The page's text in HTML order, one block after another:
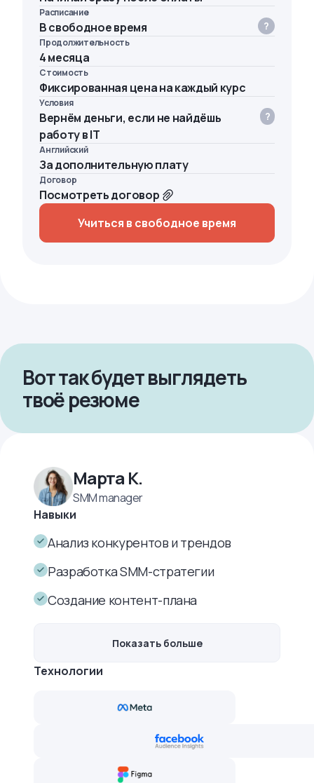
Расписание
В свободное время
Продолжительность
4 месяца
Стоимость
Фиксированная цена на каждый курс
Условия
Вернём деньги, если не найдёшь
работу в IT
Английский
За дополнительную плату
Договор
Посмотреть договор
Учиться в свободное время
Вот так будет выглядеть
твоё резюме
Марта К.
SMM manager
Навыки
Анализ конкурентов и трендов
Разработка SMM-стратегии
Создание контент-плана
Показать больше
Технологии